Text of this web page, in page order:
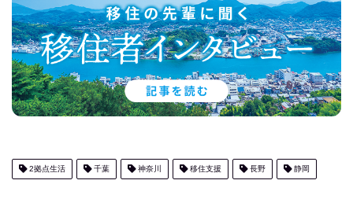
2拠点生活 千葉 神奈川 移住支援 長野 静岡